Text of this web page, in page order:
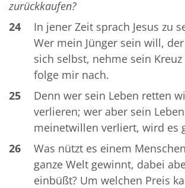
zurückkaufen?
24
In jener Zeit sprach Jesus zu
Wer mein Jünger sein will,
sich selbst, nehme sein
folge mir nach.
25
Denn wer sein Leben retten
verlieren; wer aber sein
meinetwillen verliert, wird es
26
Was nützt es einem
ganze Welt gewinnt, dabei
einbüßt? Um welchen Preis